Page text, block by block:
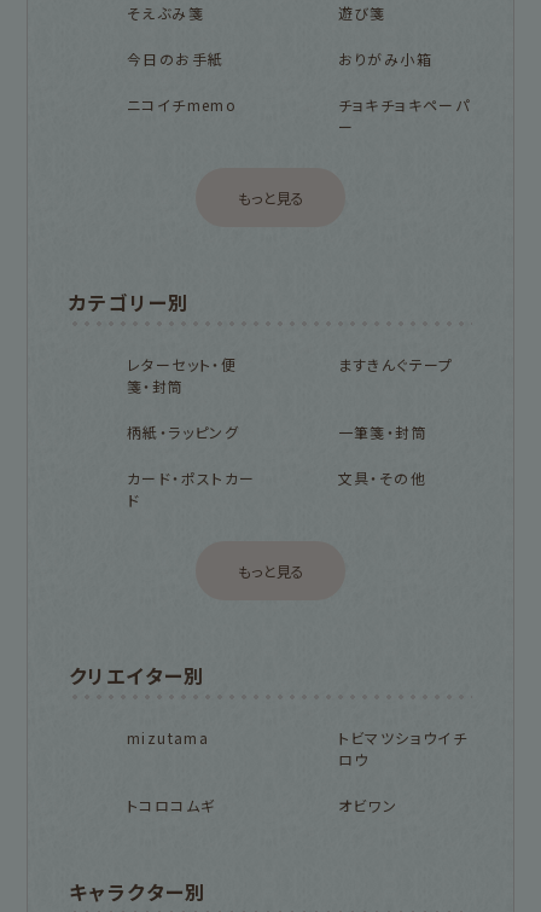
そえぶみ箋 遊び箋
今日のお手紙 おりがみ小箱
ニコイチmemo
チョキチョキペーパ
ー
もっと見る
カテゴリー別
レターセット・便
箋・封筒
ますきんぐテープ
柄紙・ラッピング 一筆箋・封筒
カード・ポストカー
ド
文具・その他
もっと見る
クリエイター別
mizutama
トビマツショウイチ
ロウ
トコロコムギ オビワン
キャラクター別